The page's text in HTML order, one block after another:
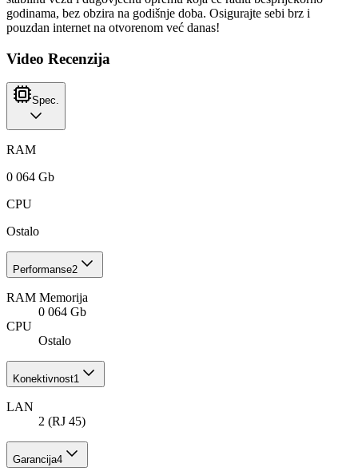
godinama, bez obzira na godišnje doba. Osigurajte sebi brz i
pouzdan internet na otvorenom već danas!
Video Recenzija
Spec.
RAM
0 064 Gb
CPU
Ostalo
Performanse2
RAM Memorija
0 064 Gb
CPU
Ostalo
Konektivnost1
LAN
2 (RJ 45)
Garancija4